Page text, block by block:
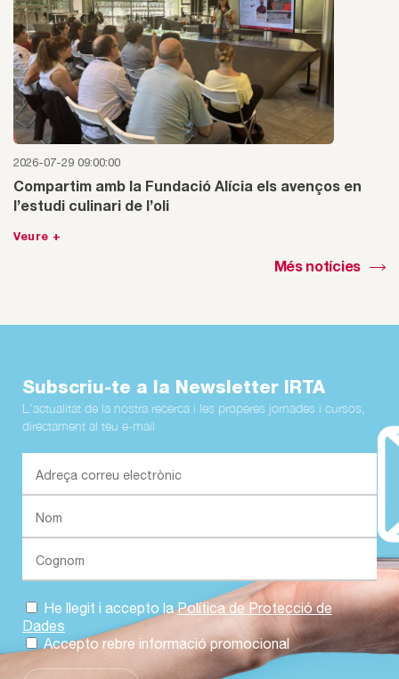
2026-07-29 09:00:00
Compartim amb la Fundació Alícia els avenços en
l’estudi culinari de l’oli
Veure +
Més notícies
Subscriu-te a la Newsletter IRTA
L'actualitat de la nostra recerca i les properes jornades i cursos,
directament al teu e-mail
He llegit i accepto laPolítica de Protecció de
Dades
Accepto rebre informació promocional